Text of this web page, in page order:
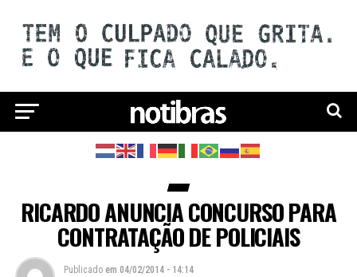
RICARDO ANUNCIA CONCURSO PARA
CONTRATAÇÃO DE POLICIAIS
Publicado em 04/02/2014 - 14:14